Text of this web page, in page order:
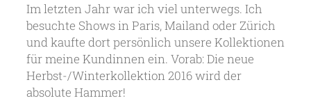
Im letzten Jahr war ich viel unterwegs. Ich
besuchte Shows in Paris, Mailand oder Zürich
und kaufte dort persönlich unsere Kollektionen
für meine Kundinnen ein. Vorab: Die neue
Herbst-/Winterkollektion 2016 wird der
absolute Hammer!